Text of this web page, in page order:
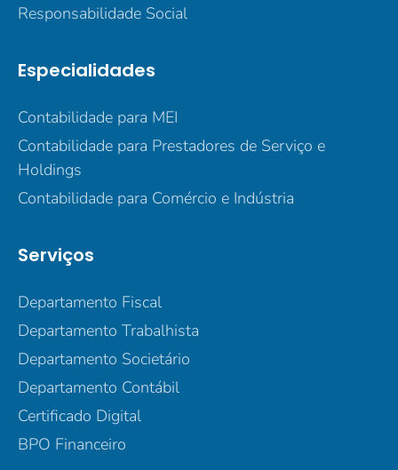
Responsabilidade Social
Especialidades
Contabilidade para MEI
Contabilidade para Prestadores de Serviço e
Holdings
Contabilidade para Comércio e Indústria
Serviços
Departamento Fiscal
Departamento Trabalhista
Departamento Societário
Departamento Contábil
Certificado Digital
BPO Financeiro